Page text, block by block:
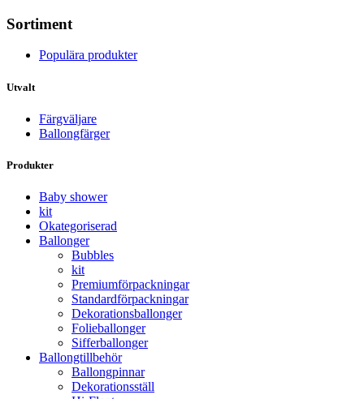
Sortiment
Populära produkter
Utvalt
Färgväljare
Ballongfärger
Produkter
Baby shower
kit
Okategoriserad
Ballonger
Bubbles
kit
Premium­förpackningar
Standard­­förpackningar
Dekorations­ballonger
Folie­­­ballonger
Siffer­­ballonger
Ballong­tillbehör
Ballongpinnar
Dekorationsställ